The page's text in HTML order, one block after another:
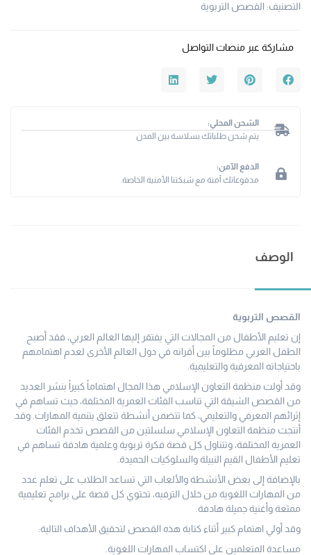
التصنيف: القصص التربوية
مشاركة عبر منصات التواصل
الشحن المحلي:
يتم شحن طلباتك بسلاسة بين المدن
الدفع الآمن:
مدفوعاتك آمنة مع شبكتنا الأمنية الخاصة.
الوصف
القصص التربوية
إن تعليم الأطفال من المجالات التي يفتقر إليها العالم العربي، فقد أصبح
الطفل العربي مظلوماً بين أقرانه في دول العالم الأخرى لعدم اهتمامهم
باحتياجاته المعرفية والتعليمية.
وقد أولت منظمة التعاون الإسلامي هذا المجال اهتماماً كبيراً بنشر العديد
من القصص الشيقة التي تناسب الفئات العمرية المختلفة، حيث تساهم في
إثرائهم المعرفي والتعليمي، كما تتضمن أنشطة تتعلق بتنمية المهارات. وقد
أنتجت منظمة التعاون الإسلامي سلسلتين من القصص تخدم الفئات
العمرية المختلفة، وتتناول كل قصة فكرة تربوية وعلمية هادفة تساهم في
تعليم الأطفال القيم النبيلة والسلوكيات الحميدة.
بالإضافة إلى بعض الأنشطة والألعاب التي تساعد الطلاب على تعلم عدد
من المهارات اللغوية من خلال الترفيه، تحتوي كل قصة على برامج تعليمية
ممتعة وأغنية جميلة هادفة.
وقد أولي اهتمام كبير أثناء كتابة هذه القصص لتحقيق الأهداف التالية:
مساعدة المتعلمين على اكتساب المهارات اللغوية.